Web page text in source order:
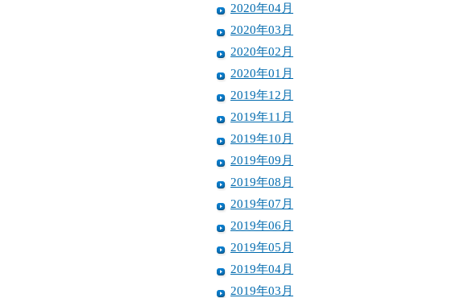
2020年04月
2020年03月
2020年02月
2020年01月
2019年12月
2019年11月
2019年10月
2019年09月
2019年08月
2019年07月
2019年06月
2019年05月
2019年04月
2019年03月